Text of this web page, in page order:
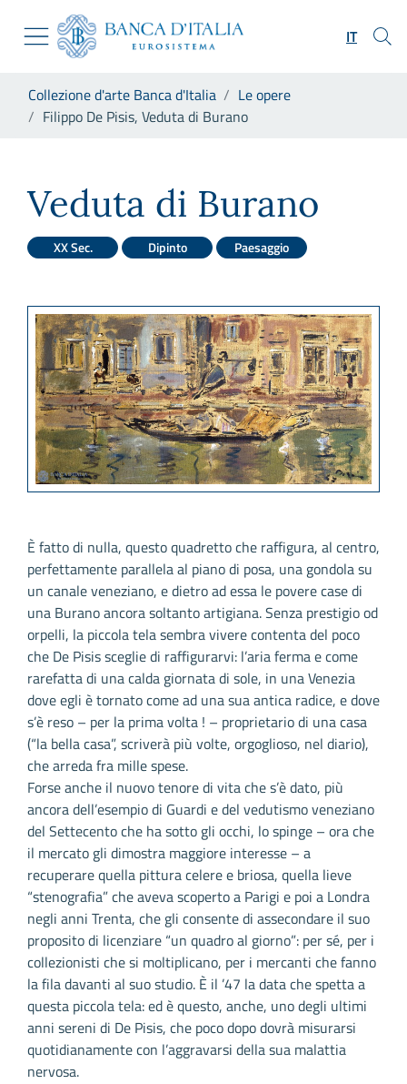
Skip to Main Content
Vai al sito istituzionale
Vai al menu di navigazione
Vai alla ricerca
Vai al footer
IT
Collezione d'arte Banca d'Italia
Le opere
Filippo De Pisis, Veduta di Burano
Veduta di Burano
XX Sec. Dipinto Paesaggio
È fatto di nulla, questo quadretto che raffigura, al centro,
perfettamente parallela al piano di posa, una gondola su
un canale veneziano, e dietro ad essa le povere case di
una Burano ancora soltanto artigiana. Senza prestigio od
orpelli, la piccola tela sembra vivere contenta del poco
che De Pisis sceglie di raffigurarvi: l’aria ferma e come
rarefatta di una calda giornata di sole, in una Venezia
dove egli è tornato come ad una sua antica radice, e dove
s’è reso – per la prima volta ! – proprietario di una casa
(“la bella casa”, scriverà più volte, orgoglioso, nel diario),
che arreda fra mille spese.
Forse anche il nuovo tenore di vita che s’è dato, più
ancora dell’esempio di Guardi e del vedutismo veneziano
del Settecento che ha sotto gli occhi, lo spinge – ora che
il mercato gli dimostra maggiore interesse – a
recuperare quella pittura celere e briosa, quella lieve
“stenografia” che aveva scoperto a Parigi e poi a Londra
negli anni Trenta, che gli consente di assecondare il suo
proposito di licenziare “un quadro al giorno”: per sé, per i
collezionisti che si moltiplicano, per i mercanti che fanno
la fila davanti al suo studio. È il ’47 la data che spetta a
questa piccola tela: ed è questo, anche, uno degli ultimi
anni sereni di De Pisis, che poco dopo dovrà misurarsi
quotidianamente con l’aggravarsi della sua malattia
nervosa.